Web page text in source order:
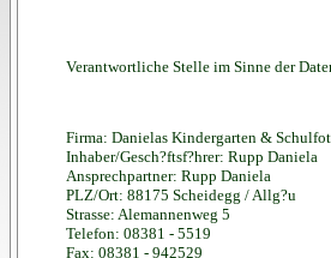
Verantwortliche Stelle im Sinne der
Firma: Danielas Kindergarten &
Inhaber/Gesch?ftsf?hrer: Rupp Daniela
Ansprechpartner: Rupp Daniela
PLZ/Ort: 88175 Scheidegg / Allg?u
Strasse: Alemannenweg 5
Telefon: 08381 - 5519
Fax: 08381 - 942529